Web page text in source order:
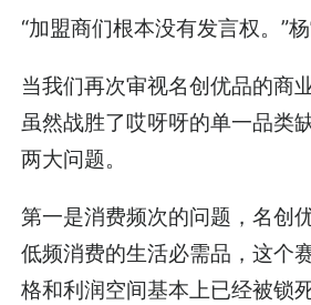
“加盟商们根本没有发言权。”杨
当我们再次审视名创优品的商
虽然战胜了哎呀呀的单一品类
两大问题。
第一是消费频次的问题，名创
低频消费的生活必需品，这个
格和利润空间基本上已经被锁